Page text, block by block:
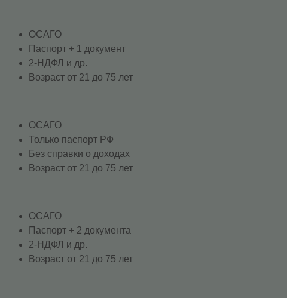
ОСАГО
Паспорт + 1 документ
2-НДФЛ и др.
Возраст от 21 до 75 лет
ОСАГО
Только паспорт РФ
Без справки о доходах
Возраст от 21 до 75 лет
ОСАГО
Паспорт + 2 документа
2-НДФЛ и др.
Возраст от 21 до 75 лет